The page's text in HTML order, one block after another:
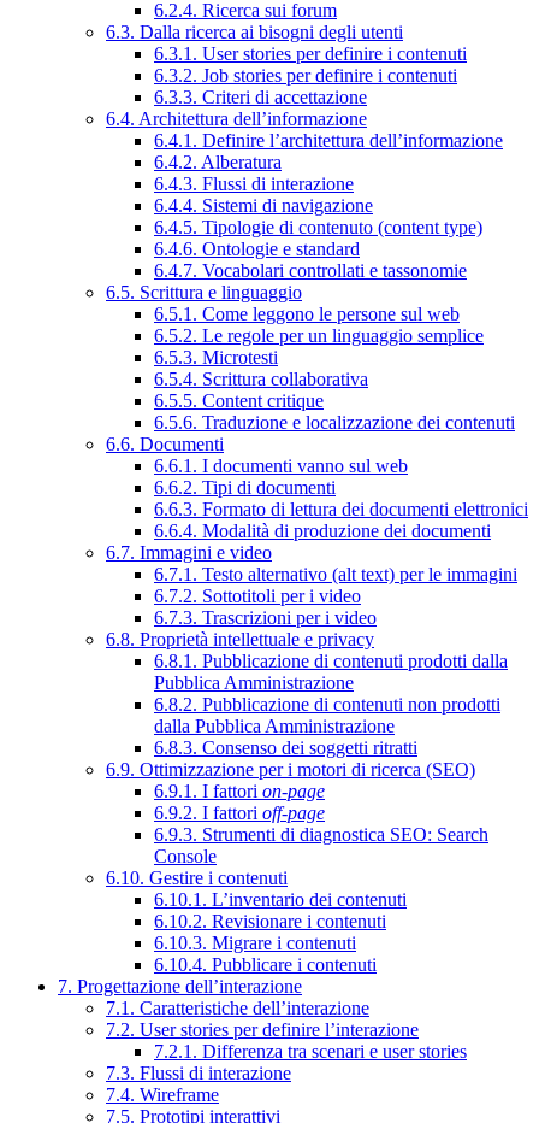
6.2.4. Ricerca sui forum
6.3. Dalla ricerca ai bisogni degli utenti
6.3.1. User stories per definire i contenuti
6.3.2. Job stories per definire i contenuti
6.3.3. Criteri di accettazione
6.4. Architettura dell’informazione
6.4.1. Definire l’architettura dell’informazione
6.4.2. Alberatura
6.4.3. Flussi di interazione
6.4.4. Sistemi di navigazione
6.4.5. Tipologie di contenuto (content type)
6.4.6. Ontologie e standard
6.4.7. Vocabolari controllati e tassonomie
6.5. Scrittura e linguaggio
6.5.1. Come leggono le persone sul web
6.5.2. Le regole per un linguaggio semplice
6.5.3. Microtesti
6.5.4. Scrittura collaborativa
6.5.5. Content critique
6.5.6. Traduzione e localizzazione dei contenuti
6.6. Documenti
6.6.1. I documenti vanno sul web
6.6.2. Tipi di documenti
6.6.3. Formato di lettura dei documenti elettronici
6.6.4. Modalità di produzione dei documenti
6.7. Immagini e video
6.7.1. Testo alternativo (alt text) per le immagini
6.7.2. Sottotitoli per i video
6.7.3. Trascrizioni per i video
6.8. Proprietà intellettuale e privacy
6.8.1. Pubblicazione di contenuti prodotti dalla
Pubblica Amministrazione
6.8.2. Pubblicazione di contenuti non prodotti
dalla Pubblica Amministrazione
6.8.3. Consenso dei soggetti ritratti
6.9. Ottimizzazione per i motori di ricerca (SEO)
6.9.1. I fattori on-page
6.9.2. I fattori off-page
6.9.3. Strumenti di diagnostica SEO: Search
Console
6.10. Gestire i contenuti
6.10.1. L’inventario dei contenuti
6.10.2. Revisionare i contenuti
6.10.3. Migrare i contenuti
6.10.4. Pubblicare i contenuti
7. Progettazione dell’interazione
7.1. Caratteristiche dell’interazione
7.2. User stories per definire l’interazione
7.2.1. Differenza tra scenari e user stories
7.3. Flussi di interazione
7.4. Wireframe
7.5. Prototipi interattivi